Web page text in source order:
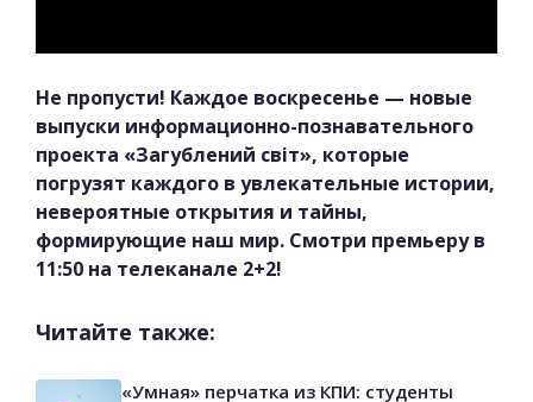
Не пропусти! Каждое воскресенье — новые
выпуски информационно-познавательного
проекта «Загублений світ», которые
погрузят каждого в увлекательные истории,
невероятные открытия и тайны,
формирующие наш мир. Смотри премьеру в
11:50 на телеканале 2+2!
Читайте также:
«Умная» перчатка из КПИ: студенты